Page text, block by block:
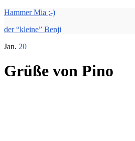
Hammer Mia ;-)
der “kleine” Benji
Jan. 20
Grüße von Pino